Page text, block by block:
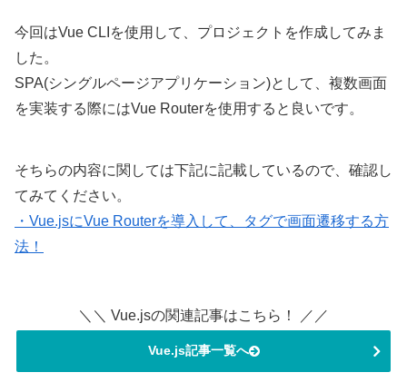
今回はVue CLIを使用して、プロジェクトを作成してみま
した。
SPA(シングルページアプリケーション)として、複数画面
を実装する際にはVue Routerを使用すると良いです。
そちらの内容に関しては下記に記載しているので、確認し
てみてください。
・Vue.jsにVue Routerを導入して、タグで画面遷移する方
法！
＼＼ Vue.jsの関連記事はこちら！ ／／
Vue.js記事一覧へ